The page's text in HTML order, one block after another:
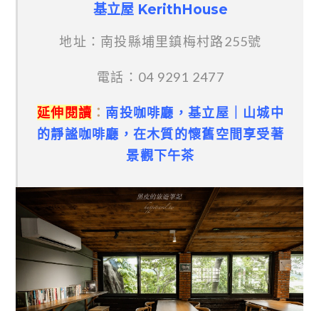
基立屋 KerithHouse
地址：南投縣埔里鎮梅村路255號
電話：04 9291 2477
延伸閱讀 ： 南投咖啡廳，基立屋｜山城中
的靜謐咖啡廳，在木質的懷舊空間享受著
景觀下午茶